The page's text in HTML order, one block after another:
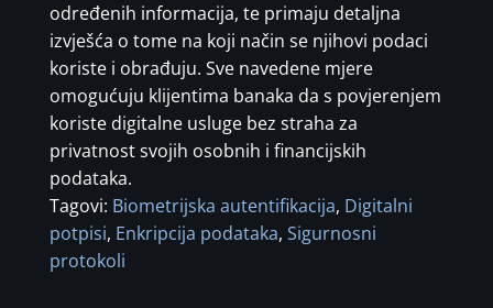
određenih informacija, te primaju detaljna
izvješća o tome na koji način se njihovi podaci
koriste i obrađuju. Sve navedene mjere
omogućuju klijentima banaka da s povjerenjem
koriste digitalne usluge bez straha za
privatnost svojih osobnih i financijskih
podataka.
Tagovi: Biometrijska autentifikacija, Digitalni
potpisi, Enkripcija podataka, Sigurnosni
protokoli